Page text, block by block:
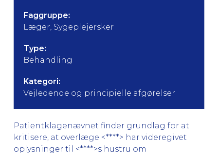
Faggruppe:
Læger, Sygeplejersker
Type:
Behandling
Kategori:
Vejledende og principielle afgørelser
Patientklagenævnet finder grundlag for at
kritisere, at overlæge <****> har videregivet
oplysninger til <****>s hustru om